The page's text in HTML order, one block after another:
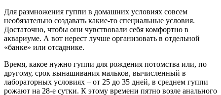
Для размножения гуппи в домашних условиях совсем
необязательно создавать какие-то специальные условия.
Достаточно, чтобы они чувствовали себя комфортно в
аквариуме. А вот нерест лучше организовать в отдельной
«банке» или отсаднике.
Время, какое нужно гуппи для рождения потомства или, по
другому, срок вынашивания мальков, вычисленный в
лабораторных условиях – от 25 до 35 дней, в среднем гуппи
рожают на 28-е сутки. К этому времени пятно возле анального